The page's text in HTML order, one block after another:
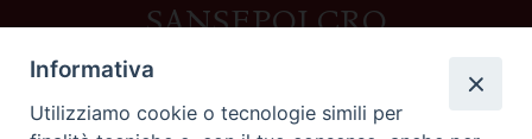
SANSEPOLCRO
Informativa
Utilizziamo cookie o tecnologie simili per